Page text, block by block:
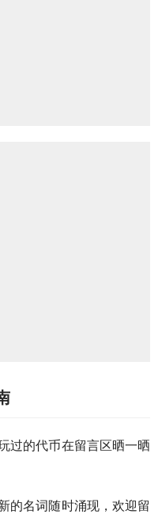
过的代币在留言区晒一晒
的名词随时涌现，欢迎留